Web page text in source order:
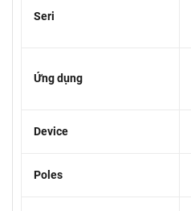
Seri
Ứng dụng
Device
Poles